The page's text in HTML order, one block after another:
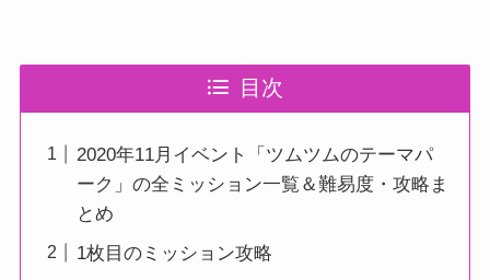
目次
2020年11月イベント「ツムツムのテーマパ
ーク」の全ミッション一覧＆難易度・攻略ま
とめ
1枚目のミッション攻略